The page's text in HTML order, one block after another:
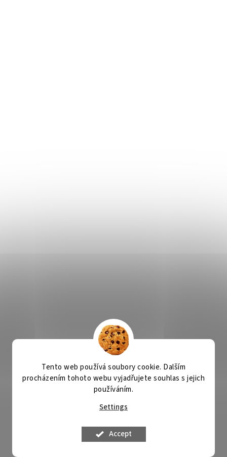
Tento web používá soubory cookie. Dalším
procházením tohoto webu vyjadřujete souhlas s jejich
používáním.
Settings
Accept